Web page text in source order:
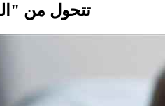
تتحول من